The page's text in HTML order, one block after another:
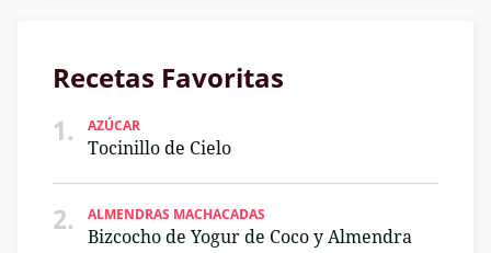
Recetas Favoritas
1.
AZÚCAR
Tocinillo de Cielo
2. ALMENDRAS MACHACADAS
Bizcocho de Yogur de Coco y Almendra